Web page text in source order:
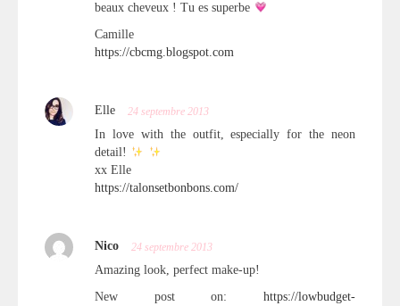
beaux cheveux ! Tu es superbe
Camille
https://cbcmg.blogspot.com
Elle 24 septembre 2013
In love with the outfit, especially for the neon
detail!
xx Elle
https://talonsetbonbons.com/
Nico 24 septembre 2013
Amazing look, perfect make-up!
New post on: https://lowbudget-